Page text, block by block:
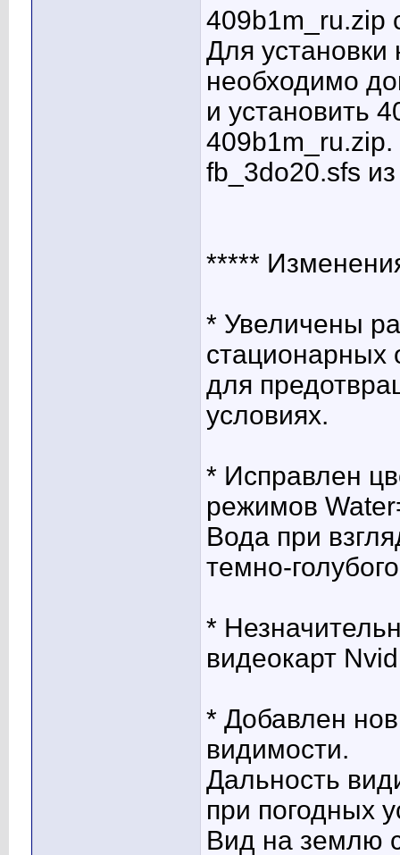
409b1m_ru.zip
Для
необходимо
и установить
409b1m_ru.zip.
fb_3do20.sfs
*****
* Увеличены
стационарных
для
условиях.
* Исправлен
режимов
Вода при
темно-
*
видеокарт
* Добавлен
видимости.
Дальность
при погодных
Вид на землю